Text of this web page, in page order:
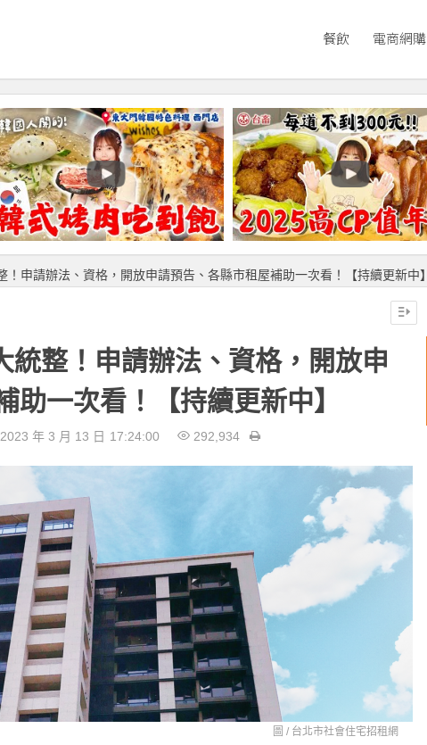
餐飲 電商網購
！申請辦法、資格，開放申請預告、各縣市租屋補助一次看！【持續更新中】
統整！申請辦法、資格，開放申
助一次看！【持續更新中】
2023 年 3 月 13 日 17:24:00 292,934
圖 / 台北市社會住宅招租網